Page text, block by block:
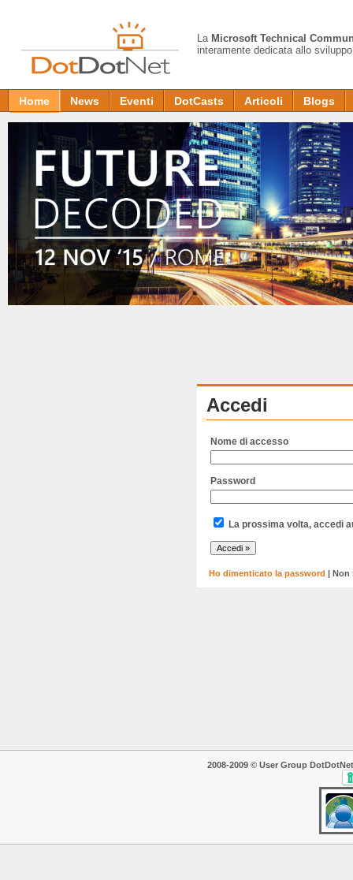
La Microsoft Technical
interamente dedicata allo
Home News Eventi DotCasts Articoli Blogs
Accedi
Nome di accesso
Password
La prossima volta, accedi
Ho dimenticato la password |
2008-2009 © User Group